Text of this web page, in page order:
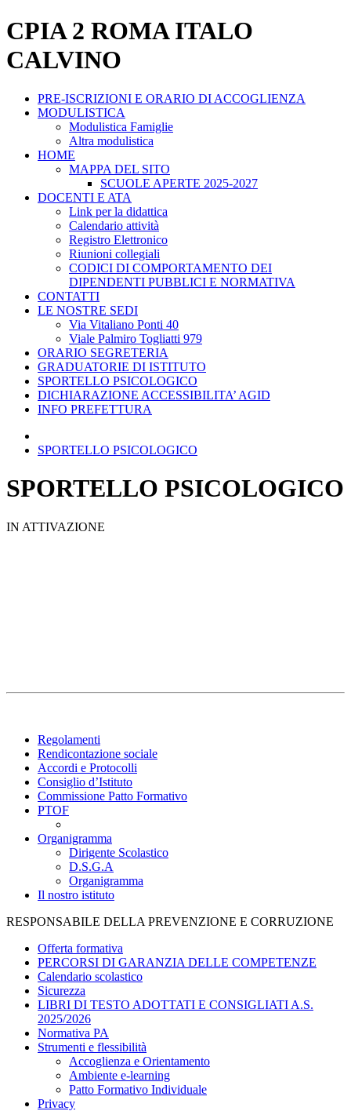
CPIA 2 ROMA ITALO
CALVINO
PRE-ISCRIZIONI E ORARIO DI ACCOGLIENZA
MODULISTICA
Modulistica Famiglie
Altra modulistica
HOME
MAPPA DEL SITO
SCUOLE APERTE 2025-2027
DOCENTI E ATA
Link per la didattica
Calendario attività
Registro Elettronico
Riunioni collegiali
CODICI DI COMPORTAMENTO DEI
DIPENDENTI PUBBLICI E NORMATIVA
CONTATTI
LE NOSTRE SEDI
Via Vitaliano Ponti 40
Viale Palmiro Togliatti 979
ORARIO SEGRETERIA
GRADUATORIE DI ISTITUTO
SPORTELLO PSICOLOGICO
DICHIARAZIONE ACCESSIBILITA’ AGID
INFO PREFETTURA
SPORTELLO PSICOLOGICO
SPORTELLO PSICOLOGICO
IN ATTIVAZIONE
Regolamenti
Rendicontazione sociale
Accordi e Protocolli
Consiglio d’Istituto
Commissione Patto Formativo
PTOF
Organigramma
Dirigente Scolastico
D.S.G.A
Organigramma
Il nostro istituto
RESPONSABILE DELLA PREVENZIONE E CORRUZIONE
Offerta formativa
PERCORSI DI GARANZIA DELLE COMPETENZE
Calendario scolastico
Sicurezza
LIBRI DI TESTO ADOTTATI E CONSIGLIATI A.S.
2025/2026
Normativa PA
Strumenti e flessibilità
Accoglienza e Orientamento
Ambiente e-learning
Patto Formativo Individuale
Privacy